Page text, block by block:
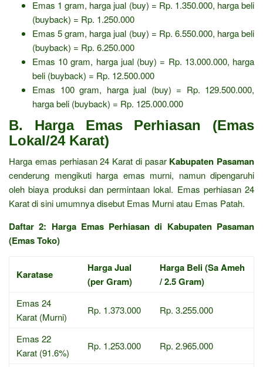
Emas 1 gram, harga jual (buy) = Rp. 1.350.000, harga beli
(buyback) = Rp. 1.250.000
Emas 5 gram, harga jual (buy) = Rp. 6.550.000, harga beli
(buyback) = Rp. 6.250.000
Emas 10 gram, harga jual (buy) = Rp. 13.000.000, harga
beli (buyback) = Rp. 12.500.000
Emas 100 gram, harga jual (buy) = Rp. 129.500.000,
harga beli (buyback) = Rp. 125.000.000
B. Harga Emas Perhiasan (Emas
Lokal/24 Karat)
Harga emas perhiasan 24 Karat di pasar Kabupaten Pasaman
cenderung mengikuti harga emas murni, namun dipengaruhi
oleh biaya produksi dan permintaan lokal. Emas perhiasan 24
Karat di sini umumnya disebut Emas Murni atau Emas Patah.
Daftar 2: Harga Emas Perhiasan di Kabupaten Pasaman
(Emas Toko)
Karatase
Harga Jual
(per Gram)
Harga Beli (Sa Ameh
/ 2.5 Gram)
Emas 24
Karat (Murni)
Rp. 1.373.000 Rp. 3.255.000
Emas 22
Karat (91.6%)
Rp. 1.253.000 Rp. 2.965.000